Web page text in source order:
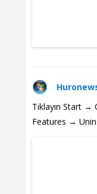
Tıklayın Start
Features →